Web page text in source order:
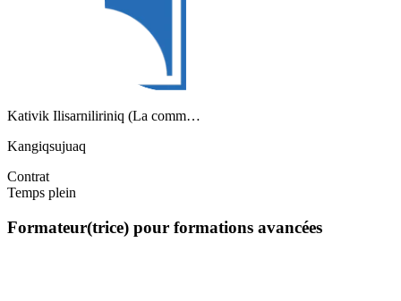
Kativik Ilisarniliriniq (La comm…
Kangiqsujuaq
Contrat
Temps plein
Formateur(trice) pour formations avancées